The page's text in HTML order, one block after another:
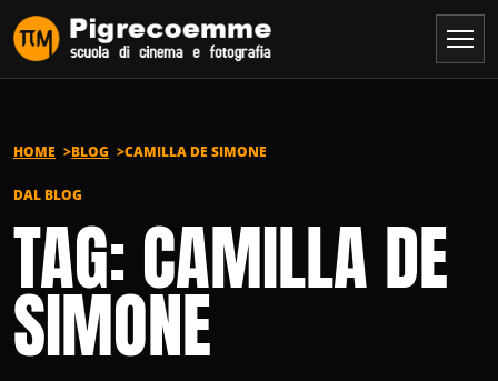
Vai al contenuto
HOME BLOG CAMILLA DE SIMONE
DAL BLOG
TAG: CAMILLA DE
SIMONE